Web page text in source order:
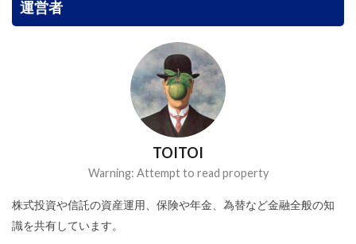
運営者
TOITOI
Warning: Attempt to read property
株式投資や信託の資産運用、保険や年金、為替など金融全般の知
識を共有しています。